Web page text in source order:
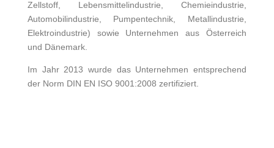
Zellstoff, Lebensmittelindustrie,Chemieindustrie,
Automobilindustrie, Pumpentechnik, Metallindustrie,
Elektroindustrie) sowie Unternehmen aus Österreich
und Dänemark.
Im Jahr 2013 wurde das Unternehmen entsprechend
der Norm DIN EN ISO 9001:2008 zertifiziert.